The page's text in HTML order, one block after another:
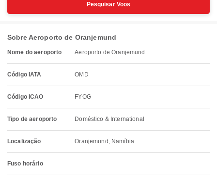
Pesquisar Voos
Sobre Aeroporto de Oranjemund
Nome do aeroporto Aeroporto de Oranjemund
Código IATA OMD
Código ICAO FYOG
Tipo de aeroporto Doméstico & International
Localização Oranjemund, Namíbia
Fuso horário